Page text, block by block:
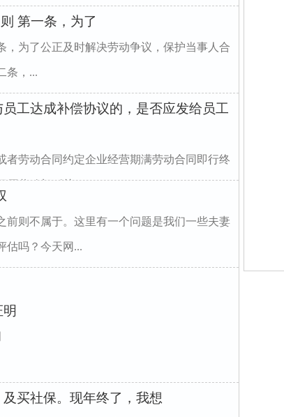
第一条，为了
为了公正及时解决劳动争议，保护当事人合
条，...
工达成补偿协议的，是否应发给员工
劳动合同约定企业经营期满劳动合同即行终
原劳动部《关...
前则不属于。这里有一个问题是我们一些夫妻
估吗？今天网...
买社保。现年终了，我想
商业步